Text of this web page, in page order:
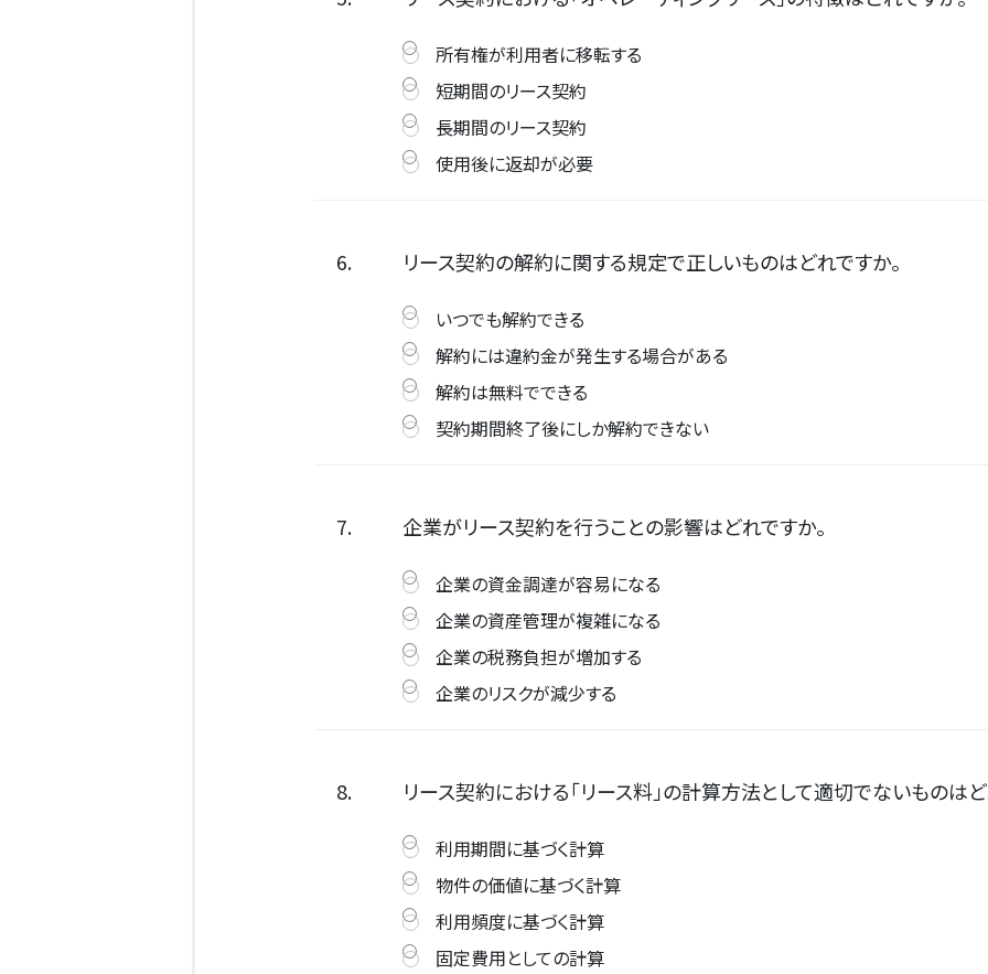
所有権が利用者に移転する
短期間のリース契約
長期間のリース契約
使用後に返却が必要
6. リース契約の解約に関する規定で正しいものはどれですか。
いつでも解約できる
解約には違約金が発生する場合がある
解約は無料でできる
契約期間終了後にしか解約できない
7. 企業がリース契約を行うことの影響はどれですか。
企業の資金調達が容易になる
企業の資産管理が複雑になる
企業の税務負担が増加する
企業のリスクが減少する
8. リース契約における「リース料」の計算方法として適切でないものはど
利用期間に基づく計算
物件の価値に基づく計算
利用頻度に基づく計算
固定費用としての計算